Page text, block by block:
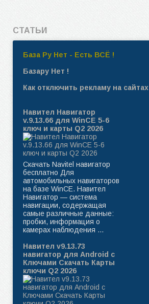
СТАТЬИ
База Ру Нет - Есть ВСЁ !
Базару Нет !
Как отключить рекламу на сайтах
Навител Навигатор
v.9.13.66 для WinCE 5-6
ключ и карты Q2 2026
Скачать Navitel навигатор
бесплатно Для
автомобильных навигаторов
на базе WinCE. Навител
Навигатор — система
навигации, содержащая
самые различные данные:
пробки, информация о
камерах наблюдения ...
Навител v9.13.73
навигатор для Android с
Ключами Скачать Карты
ключи Q2 2026